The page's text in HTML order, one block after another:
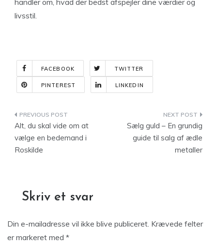
handler om, hvad der bedst afspejler dine værdier og
livsstil.
FACEBOOK TWITTER
PINTEREST LINKEDIN
Indlægsnavigation
Alt, du skal vide om at
vælge en bedemand i
Roskilde
Sælg guld – En grundig
guide til salg af ædle
metaller
Skriv et svar
Din e-mailadresse vil ikke blive publiceret. Krævede felter
er markeret med *